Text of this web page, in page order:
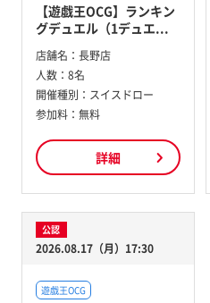
【遊戯王OCG】ランキン
グデュエル（1デュエ...
店舗名： 長野店
人数： 8名
開催種別： スイスドロー
参加料： 無料
詳細
公認
2026.08.17（月）17:30
遊戯王OCG